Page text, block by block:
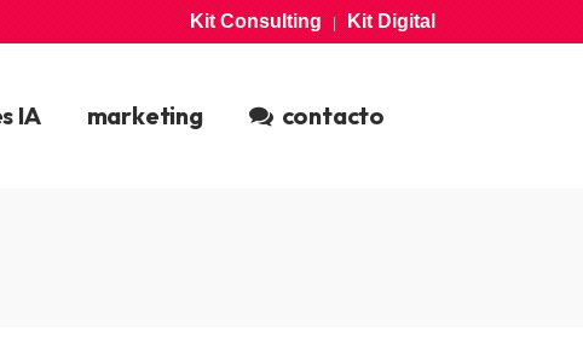
Kit Consulting|Kit Digital
IA marketing contacto